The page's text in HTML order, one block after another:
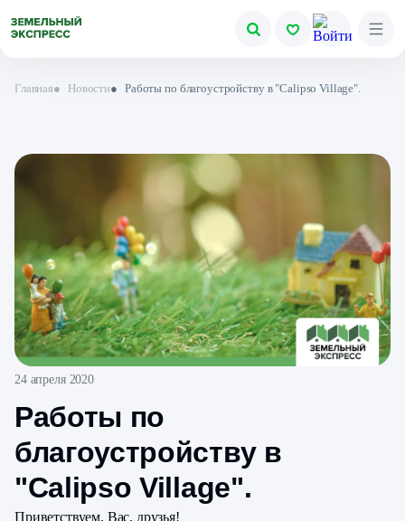
Главная● Новости● Работы по благоустройству в "Calipso Village" .
24 апреля 2020
Работы по
благоустройству в
"Calipso Village" .
Приветствуем, Вас, друзья!